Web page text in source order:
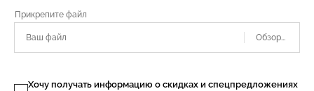
Ваш файл
Хочу получать информацию о скидках и спецпредложениях